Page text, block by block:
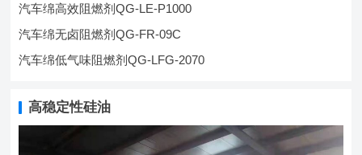
汽车绵高效阻燃剂QG-LE-P1000
汽车绵无卤阻燃剂QG-FR-09C
汽车绵低气味阻燃剂QG-LFG-2070
高稳定性硅油